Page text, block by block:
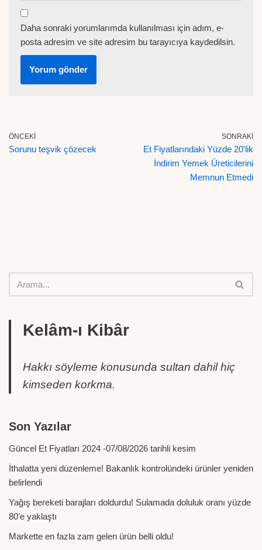
Daha sonraki yorumlarımda kullanılması için adım, e-
posta adresim ve site adresim bu tarayıcıya kaydedilsin.
ÖNCEKI
Sorunu teşvik çözecek
SONRAKI
Et Fiyatlarındaki Yüzde 20'lik
İndirim Yemek Üreticilerini
Memnun Etmedi
Kelâm-ı Kibâr
Hakkı söyleme konusunda sultan dahil hiç
kimseden korkma.
Son Yazılar
Güncel Et Fiyatları 2024 -07/08/2026 tarihli kesim
İthalatta yeni düzenleme! Bakanlık kontrolündeki ürünler yeniden
belirlendi
Yağış bereketi barajları doldurdu! Sulamada doluluk oranı yüzde
80’e yaklaştı
Markette en fazla zam gelen ürün belli oldu!